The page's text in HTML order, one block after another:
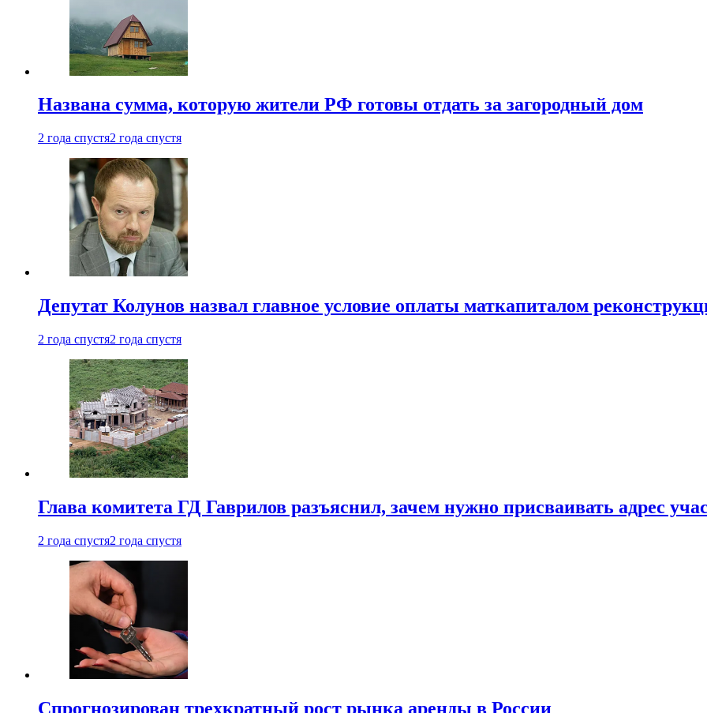
Названа сумма, которую жители РФ готовы отдать за загородный дом
2 года спустя2 года спустя
Депутат Колунов назвал главное условие оплаты маткапиталом
2 года спустя2 года спустя
Глава комитета ГД Гаврилов разъяснил, зачем нужно присваивать адрес
2 года спустя2 года спустя
Спрогнозирован трехкратный рост рынка аренды в России